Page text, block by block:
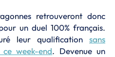
retrouveront donc
un duel 100% français.
leur qualification sans
week-end. Devenue un